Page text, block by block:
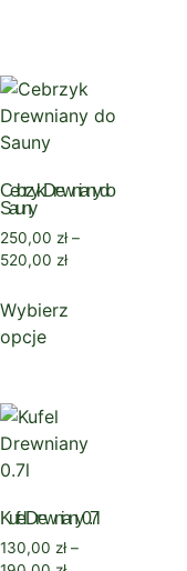
Cebrzyk Drewniany do
Sauny
250,00 zł –
520,00 zł
Wybierz
opcje
Kufel Drewniany 0.7l
130,00 zł –